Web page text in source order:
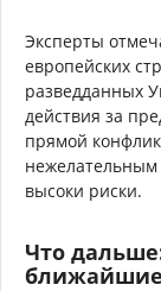
Эксперты
европейских
разведданных
действия за
прямой
высоки риски.
Что